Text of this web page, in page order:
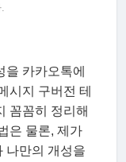
을 카카오톡에
시지 구버전 테
꼼꼼히 정리해
은 물론, 제가
나만의 개성을